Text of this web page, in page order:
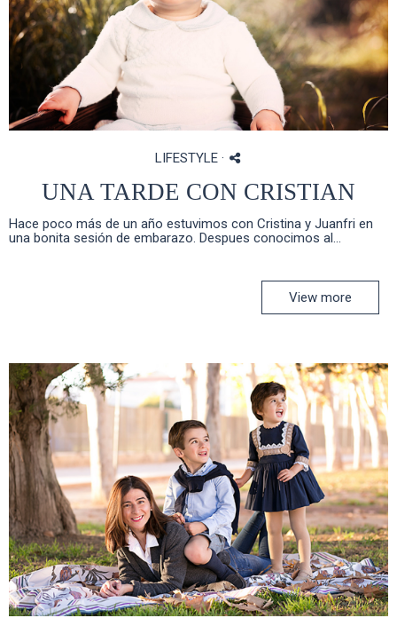
LIFESTYLE ·
UNA TARDE CON CRISTIAN
Hace poco más de un año estuvimos con Cristina y Juanfri en
una bonita sesión de embarazo. Despues conocimos al...
View more